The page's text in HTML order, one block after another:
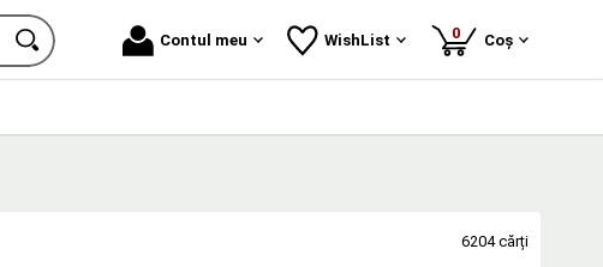
Contul meu WishList 0produse
Coș
6204 cărți